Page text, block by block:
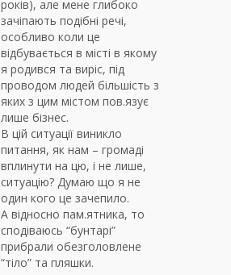
років), але мене глибоко
зачіпають подібні речі,
особливо коли це
відбувається в місті в якому
я родився та виріс, під
проводом людей більшість з
яких з цим містом пов.язує
лише бізнес.
В цій ситуації виникло
питання, як нам – громаді
вплинути на цю, і не лише,
ситуацію? Думаю що я не
один кого це зачепило.
А відносно пам.ятника, то
сподіваюсь “бунтарі”
прибрали обезголовлене
“тіло” та пляшки.